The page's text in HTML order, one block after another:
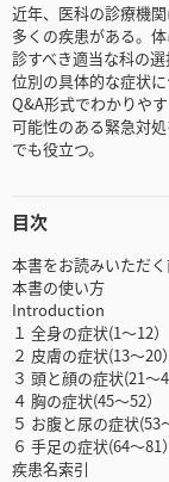
近年、医科の診療機
多くの疾患がある。
診すべき適当な科の
位別の具体的な症状
Q&A形式でわかりや
可能性のある緊急対
でも役立つ。
目次
本書をお読みいただ
本書の使い方
Introduction
１ 全身の症状(1～12）
２ 皮膚の症状(13～20）
３ 頭と顔の症状(21～
４ 胸の症状(45～52）
５ お腹と尿の症状(53
６ 手足の症状(64～81）
疾患名索引